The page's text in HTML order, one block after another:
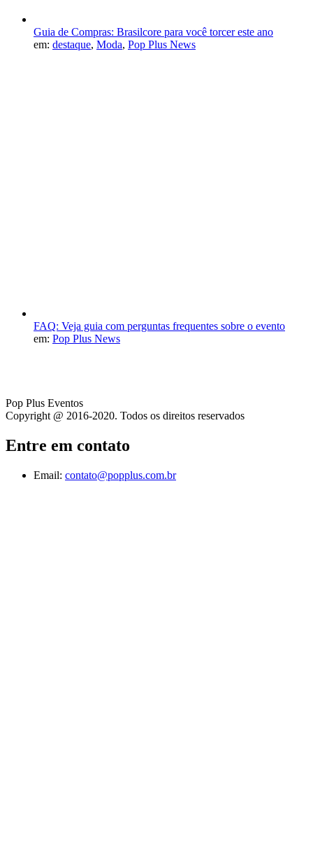
Guia de Compras: Brasilcore para você torcer este ano
em: destaque, Moda, Pop Plus News
FAQ: Veja guia com perguntas frequentes sobre o evento
em: Pop Plus News
Pop Plus Eventos
Copyright @ 2016-2020. Todos os direitos reservados
Entre em contato
Email: contato@popplus.com.br